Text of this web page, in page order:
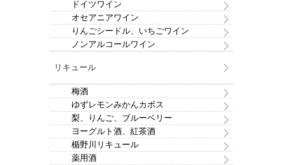
ドイツワイン
オセアニアワイン
りんごシードル、いちごワイン
ノンアルコールワイン
リキュール
梅酒
ゆずレモンみかんカボス
梨、りんご、ブルーベリー
ヨーグルト酒、紅茶酒
楯野川リキュール
薬用酒